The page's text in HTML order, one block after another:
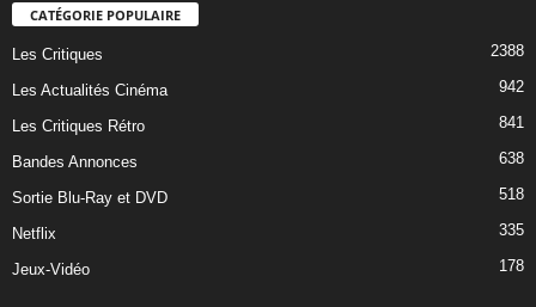
CATÉGORIE POPULAIRE
Les Critiques 2388
Les Actualités Cinéma 942
Les Critiques Rétro 841
Bandes Annonces 638
Sortie Blu-Ray et DVD 518
Netflix 335
Jeux-Vidéo 178